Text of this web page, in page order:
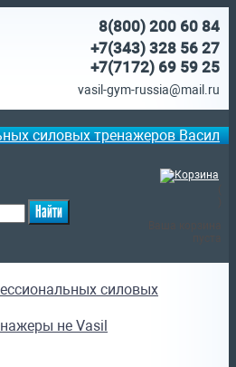
8(800) 200 60 84
+7(343) 328 56 27
+7(7172) 69 59 25
vasil-gym-russia@mail.ru
силовых тренажеров Васил
силовых
не Vasil